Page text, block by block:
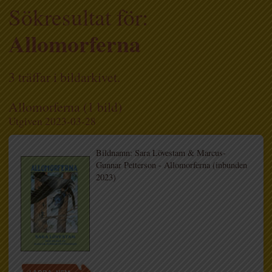
Sökresultat för:
Allomorferna
3 träffar i bildarkivet.
Allomorferna (1 bild)
Utgiven 2023-03-28
Bildnamn: Sara Lövestam & Marcus-
Gunnar Petterson - Allomorferna (inbunden
2023)